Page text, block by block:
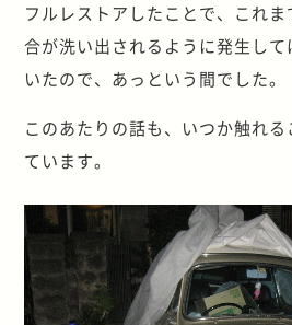
フルレストアしたことで、これ
合が洗い出されるように発生し
いたので、あっという間でした。
このあたりの話も、いつか触れ
ています。